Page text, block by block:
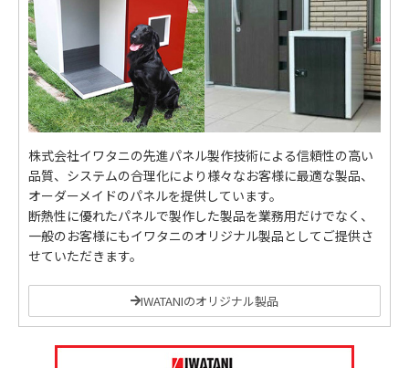
株式会社イワタニの先進パネル製作技術による信頼性の高い
品質、システムの合理化により様々なお客様に最適な製品、
オーダーメイドのパネルを提供しています。
断熱性に優れたパネルで製作した製品を業務用だけでなく、
一般のお客様にもイワタニのオリジナル製品としてご提供さ
せていただきます。
IWATANIのオリジナル製品